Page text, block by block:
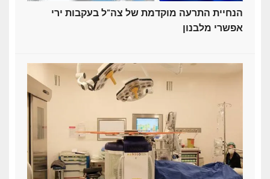
הנחיית התרעה מוקדמת של צה"ל בעקבות ירי
אפשרי מלבנון